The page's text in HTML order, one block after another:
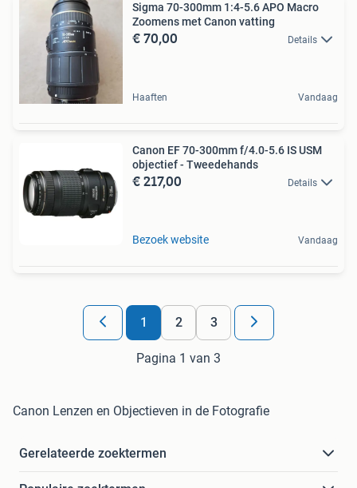
Sigma 70-300mm 1:4-5.6 APO Macro
Zoomens met Canon vatting
€ 70,00 Details
Haaften Vandaag
Canon EF 70-300mm f/4.0-5.6 IS USM
objectief - Tweedehands
€ 217,00 Details
Bezoek website Vandaag
1 2 3
Pagina 1 van 3
Canon Lenzen en Objectieven in de Fotografie
Gerelateerde zoektermen